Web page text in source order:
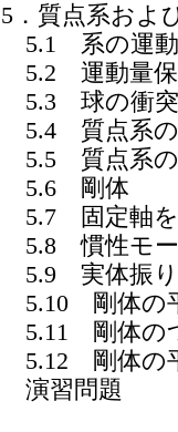
5．質点系およ
5.1 系の運動
5.2 運動量保
5.3 球の衝突
5.4 質点系の
5.5 質点系の
5.6 剛体
5.7 固定軸を
5.8 慣性モ
5.9 実体振
5.10 剛体の
5.11 剛体の
5.12 剛体の
演習問題